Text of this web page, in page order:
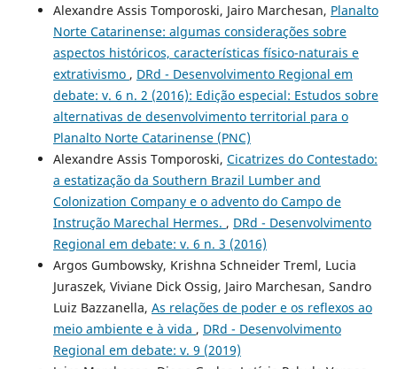
Alexandre Assis Tomporoski, Jairo Marchesan, Planalto
Norte Catarinense: algumas considerações sobre
aspectos históricos, características físico-naturais e
extrativismo , DRd - Desenvolvimento Regional em
debate: v. 6 n. 2 (2016): Edição especial: Estudos sobre
alternativas de desenvolvimento territorial para o
Planalto Norte Catarinense (PNC)
Alexandre Assis Tomporoski, Cicatrizes do Contestado:
a estatização da Southern Brazil Lumber and
Colonization Company e o advento do Campo de
Instrução Marechal Hermes. , DRd - Desenvolvimento
Regional em debate: v. 6 n. 3 (2016)
Argos Gumbowsky, Krishna Schneider Treml, Lucia
Juraszek, Viviane Dick Ossig, Jairo Marchesan, Sandro
Luiz Bazzanella, As relações de poder e os reflexos ao
meio ambiente e à vida , DRd - Desenvolvimento
Regional em debate: v. 9 (2019)